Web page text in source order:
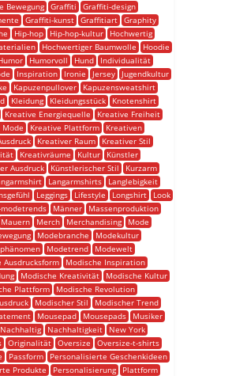
Bewegung Graffiti
Graffiti-design
Graffiti-kunst Graffitiart Graphity
Hip-hop Hip-hop-kultur
Hochwertig
Hochwertiger Baumwolle
Hoodie
Humorvoll Hund
Individualität
Inspiration Ironie Jersey
Jugendkultur
Kapuzenpullover
Kapuzensweatshirt
Kleidung Kleidungsstück
Knotenshirt
Kreative Energiequelle
Kreative Freiheit
Mode
Kreative Plattform
Kreativen
Kreativer Raum
Kreativer Stil
Kreativräume Kultur
Künstler
Ausdruck
Künstlerischer Stil
Kurzarm
Langarmshirts
Langlebigkeit
Leggings Lifestyle Longshirt
Look
Männer
Massenproduktion
Mauern Merch Merchandising
Mode
Modebranche
Modekultur
Modetrend
Modewelt
Ausdrucksform
Modische Inspiration
Modische Kreativität
Modische Kultur
Plattform
Modische Revolution
Modischer Stil
Modischer Trend
Mousepad Mousepads
Musiker
Nachhaltig Nachhaltigkeit
New York
Originalität Oversize
Oversize-t-shirts
Passform
Personalisierte Geschenkideen
Produkte
Personalisierung
Plattform